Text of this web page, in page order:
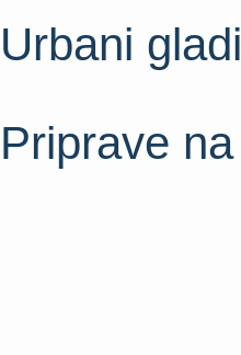
Urbani
Priprave